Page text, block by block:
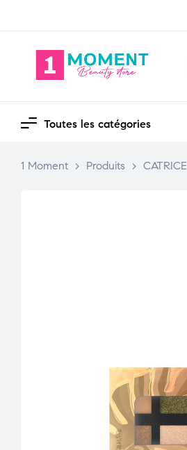
Toutes les catégories
1 Moment > Produits > CATRICE